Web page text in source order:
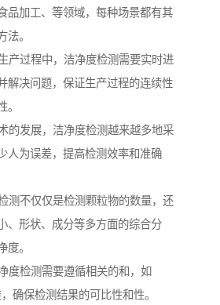
品加工、等领域，每种场景都有其
法。
产过程中，洁净度检测需要实时进
解决问题，保证生产过程的连续性
。
的发展，洁净度检测越来越多地采
人为误差，提高检测效率和准确
测不仅仅是检测颗粒物的数量，还
、形状、成分等多方面的综合分
度。
度检测需要遵循相关的和，如
确保检测结果的可比性和性。